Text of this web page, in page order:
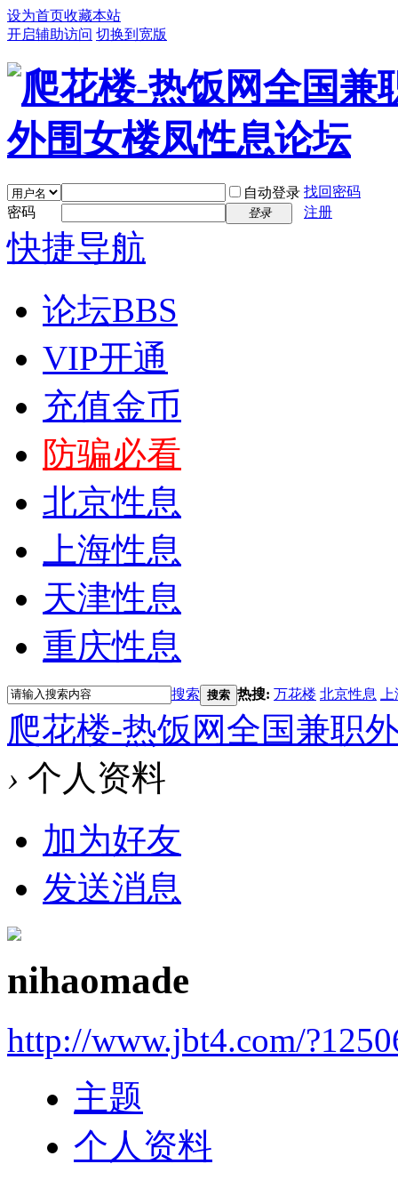
设为首页收藏本站
开启辅助访问 切换到宽版
自动登录 找回密码
密码
登录 注册
快捷导航
论坛BBS
VIP开通
充值金币
防骗必看
北京性息
上海性息
天津性息
重庆性息
搜索 搜索 热搜: 万花楼 北京性息
爬花楼-热饭网全国兼职
› 个人资料
加为好友
发送消息
nihaomade
http://www.jbt4.com/
主题
个人资料